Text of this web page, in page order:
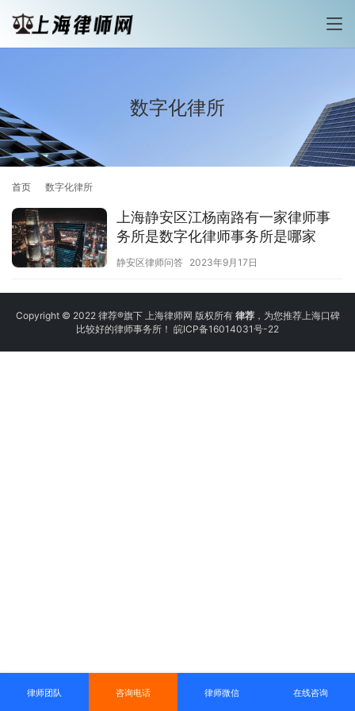
数字化律所
首页 数字化律所
上海静安区江杨南路有一家律师事
务所是数字化律师事务所是哪家
静安区律师问答 2023年9月17日
Copyright © 2022 律荐®旗下 上海律师网 版权所有 律荐，为您推荐上海口碑
比较好的律师事务所！ 皖ICP备16014031号-22
律师团队 咨询电话 律师微信 在线咨询